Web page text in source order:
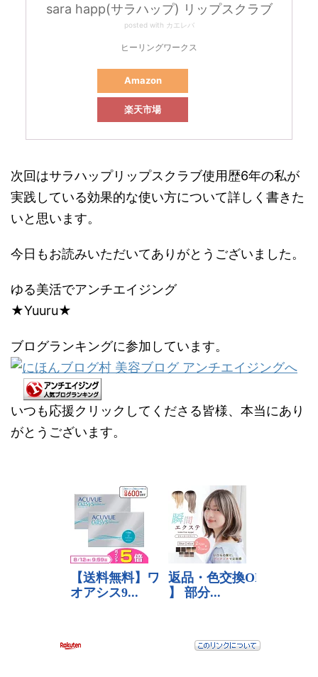
sara happ(サラハップ) リップスクラブ
posted with カエレバ
ヒーリングワークス
Amazon
楽天市場
次回はサラハップリップスクラブ使用歴6年の私が
実践している効果的な使い方について詳しく書きた
いと思います。
今日もお読みいただいてありがとうございました。
ゆる美活でアンチエイジング
★Yuuru★
ブログランキングに参加しています。
いつも応援クリックしてくださる皆様、本当にあり
がとうございます。